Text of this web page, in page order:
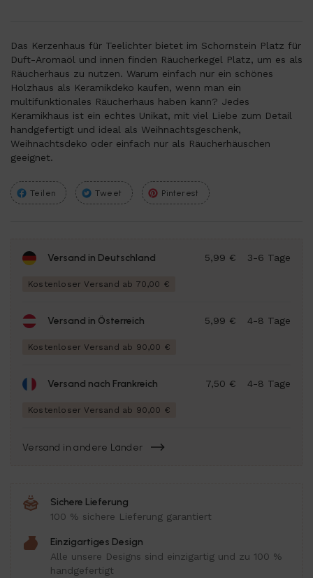
Das Kerzenhaus für Teelichter bietet im Schornstein Platz für
Duft-Aromaöl und innen finden Räucherkegel Platz, um es als
Räucherhaus zu nutzen. Warum einfach nur ein schönes
Holzhaus als Keramikdeko kaufen, wenn man ein
multifunktionales Räucherhaus haben kann? Jedes
Keramikhaus ist ein echtes Unikat, mit viel Liebe zum Detail
handgefertigt und ideal als Weihnachtsgeschenk,
Weihnachtsdeko oder einfach nur als Räucherhäuschen
geeignet.
Teilen Tweet Pinterest
Versand in Deutschland 3-6 Tage
5,99 €
Kostenloser Versand ab 70,00 €
Versand in Österreich 4-8 Tage
5,99 €
Kostenloser Versand ab 90,00 €
Versand nach Frankreich 4-8 Tage
7,50 €
Kostenloser Versand ab 90,00 €
Versand in andere Länder
Sichere Lieferung
100 % sichere Lieferung garantiert
Einzigartiges Design
Alle unsere Designs sind einzigartig und zu 100 %
handgefertigt